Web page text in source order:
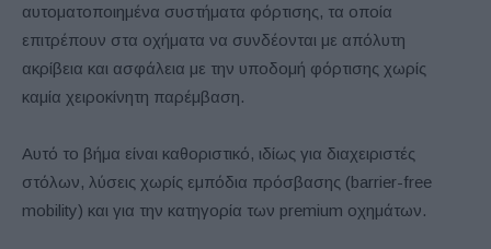
αυτοματοποιημένα συστήματα φόρτισης, τα οποία
επιτρέπουν στα οχήματα να συνδέονται με απόλυτη
ακρίβεια και ασφάλεια με την υποδομή φόρτισης χωρίς
καμία χειροκίνητη παρέμβαση.
Αυτό το βήμα είναι καθοριστικό, ιδίως για διαχειριστές
στόλων, λύσεις χωρίς εμπόδια πρόσβασης (barrier-free
mobility) και για την κατηγορία των premium οχημάτων.